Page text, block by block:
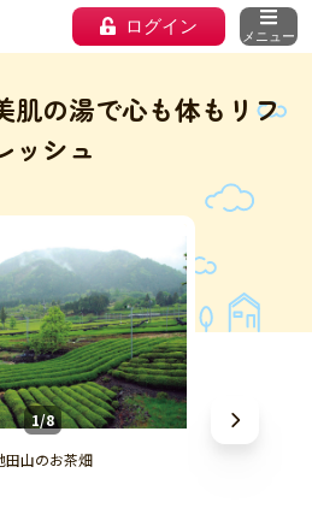
ログイン メニュー
肌の湯で心も体もリフ
ッシュ
1/8
田山のお茶畑